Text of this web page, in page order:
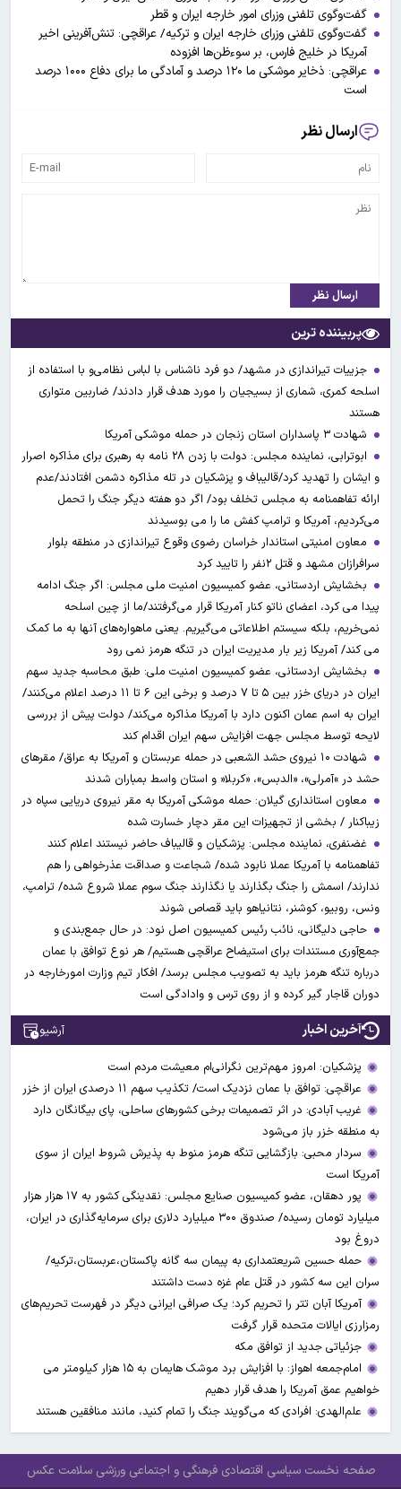
گفت‌وگوی تلفنی وزرای امور خارجه ایران و قطر
گفت‌وگوی تلفنی وزرای خارجه ایران و ترکیه/ عراقچی: تنش‌آفرینی اخیر
آمریکا در خلیج فارس، بر سوءظن‌ها افزوده
عراقچی: ذخایر موشکی ما ۱۲۰ درصد و آمادگی ما برای دفاع ۱۰۰۰ درصد
است
ارسال نظر
ارسال نظر
پربیننده ترین
جزییات تیراندازی در مشهد/ دو فرد ناشناس با لباس نظامی‌و با استفاده از
اسلحه کمری، شماری از بسیجیان را مورد هدف قرار دادند/ ضاربین متواری
هستند
شهادت ۳ ‌پاسداران استان زنجان در حمله موشکی آمریکا
ابوترابی، نماینده مجلس: دولت با زدن ۲۸ نامه به رهبری برای مذاکره اصرار
و ایشان را تهدید کرد/قالیباف و پزشکیان در تله مذاکره دشمن افتادند/عدم
ارائه تفاهمنامه به مجلس تخلف بود/ اگر دو هفته دیگر جنگ را تحمل
می‌کردیم، آمریکا و ترامپ کفش ما را می بوسیدند
معاون امنیتی استاندار خراسان رضوی وقوع تیراندازی در منطقه بلوار
سرافرازان مشهد و قتل ۲نفر را تایید کرد
بخشایش اردستانی، عضو کمیسیون امنیت ملی مجلس: اگر جنگ ادامه
پیدا می کرد، اعضای ناتو کنار آمریکا قرار می‌گرفتند/ما از چین اسلحه
نمی‌خریم، بلکه سیستم اطلاعاتی می‌گیریم. یعنی ماهواره‌های آنها به ما کمک
می کند/ آمریکا زیر بار مدیریت ایران در تنگه هرمز نمی رود
بخشایش اردستانی، عضو کمیسیون امنیت ملی: طبق محاسبه جدید سهم
ایران در دریای خزر بین ۵ تا ۷ درصد و برخی این ۶ تا ۱۱ درصد اعلام می‌کنند/
ایران به اسم عمان اکنون دارد با آمریکا مذاکره می‌کند/ دولت پیش از بررسی
لایحه توسط مجلس جهت افزایش سهم ایران اقدام کند
شهادت ۱۰ نیروی حشد الشعبی در حمله عربستان و آمریکا به عراق/ مقرهای
حشد در »آمرلی»، «الدبس»، «کربلا« و استان واسط بمباران شدند
معاون استانداری گیلان: حمله موشکی آمریکا به مقر نیروی دریایی سپاه در
زیباکنار / بخشی از تجهیزات این مقر دچار خسارت شده
غضنفری، نماینده مجلس: پزشکیان و قالیباف حاضر نیستند اعلام کنند
تفاهمنامه با آمریکا عملا نابود شده/ شجاعت و صداقت عذرخواهی را هم
ندارند/ اسمش را جنگ بگذارند یا نگذارند جنگ سوم عملا شروع شده/ ترامپ،
ونس، روبیو، کوشنر، نتانیاهو باید قصاص شوند
حاجی دلیگانی، نائب رئیس کمیسیون اصل نود: در حال جمع‌بندی و
جمع‌آوری مستندات برای استیضاح عراقچی هستیم/ هر نوع توافق با عمان
درباره تنگه هرمز باید به تصویب مجلس برسد/ افکار تیم وزارت امورخارجه در
دوران قاجار گیر کرده و از روی ترس و وادادگی است
آخرین اخبار آرشیو
پزشکیان: امروز مهم‌ترین نگرانی‌ام معیشت مردم است
عراقچی: توافق با عمان نزدیک است/ تکذیب سهم ۱۱ درصدی ایران از خزر
غریب آبادی: در اثر تصمیمات برخی کشورهای ساحلی، پای بیگانگان دارد
به منطقه خزر باز می‌شود
سردار محبی: بازگشایی تنگه هرمز منوط به پذیرش شروط ایران از سوی
آمریکا است
پور دهقان، عضو کمیسیون صنایع مجلس: نقدینگی کشور به ۱۷ هزار هزار
میلیارد تومان رسیده/ صندوق ۳۰۰ میلیارد دلاری برای سرمایه‌گذاری در ایران،
دروغ بود
حمله حسین شریعتمداری به پیمان سه گانه پاکستان،عربستان،ترکیه/
سران این سه کشور در قتل عام غزه دست داشتند
آمریکا آبان تتر را تحریم کرد؛ یک صرافی ایرانی دیگر در فهرست تحریم‌های
رمزارزی ایالات متحده قرار گرفت
جزئیاتی جدید از توافق مکه
امام‌جمعه اهواز: با افزایش برد موشک هایمان به ۱۵ هزار کیلومتر می
خواهیم عمق آمریکا را هدف قرار دهیم
علم‌الهدی: افرادی که می‌گویند جنگ را تمام کنید، مانند منافقین هستند
صفحه نخست سیاسی اقتصادی فرهنگی و اجتماعی ورزشی سلامت عکس